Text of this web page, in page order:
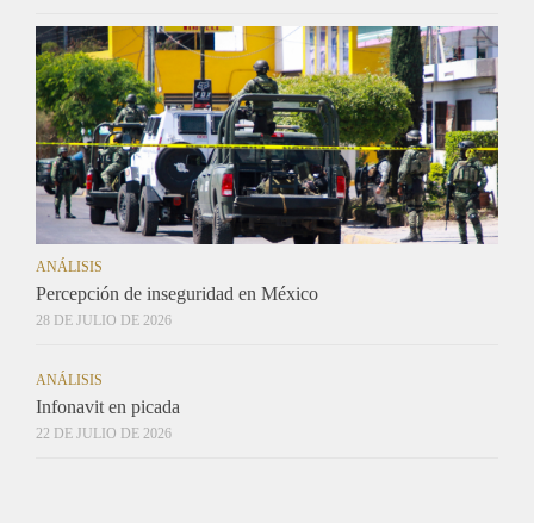
ANÁLISIS
Percepción de inseguridad en México
28 DE JULIO DE 2026
ANÁLISIS
Infonavit en picada
22 DE JULIO DE 2026